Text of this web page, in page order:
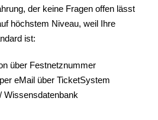
der keine Fragen offen lässt
höchstem Niveau, weil Ihre
ist:
über Festnetznummer
eMail über TicketSystem
Wissensdatenbank